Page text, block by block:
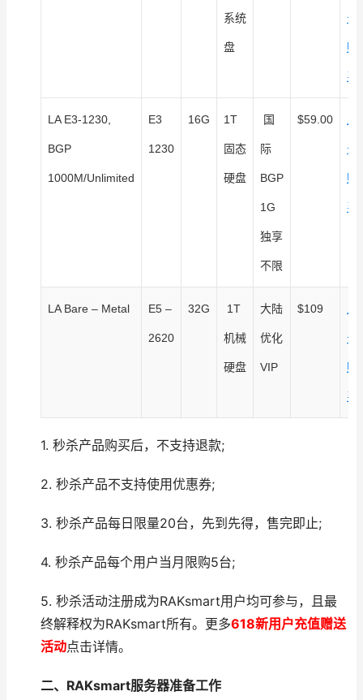
系统
盘
击
购
买
LA E3-1230,
BGP
1000M/Unlimited
E3
1230
16G 1T
固态
硬盘
国
际
BGP
1G
独享
不限
$59.00
击
购
买
LA Bare – Metal E5 –
2620
32G 1T
机械
硬盘
大陆
优化
VIP
$109
击
购
买
1. 秒杀产品购买后，不支持退款;
2. 秒杀产品不支持使用优惠券;
3. 秒杀产品每日限量20台，先到先得，售完即止;
4. 秒杀产品每个用户当月限购5台;
5. 秒杀活动注册成为RAKsmart用户均可参与，且最
终解释权为RAKsmart所有。更多618新用户充值赠送
活动点击详情。
二、RAKsmart服务器准备工作